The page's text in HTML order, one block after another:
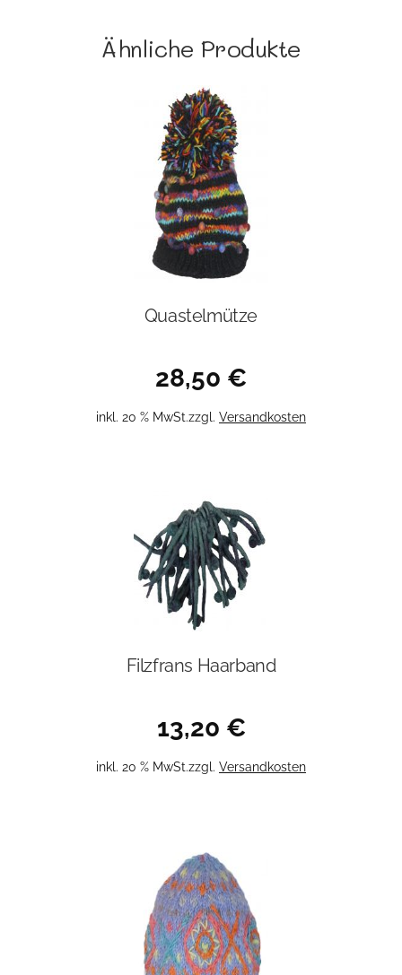
Ähnliche Produkte
Quastelmütze
28,50 €
inkl. 20 % MwSt.zzgl. Versandkosten
Filzfrans Haarband
13,20 €
inkl. 20 % MwSt.zzgl. Versandkosten